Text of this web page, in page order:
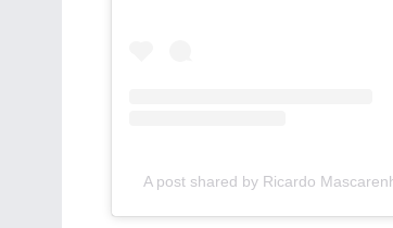
A post shared by Ricardo